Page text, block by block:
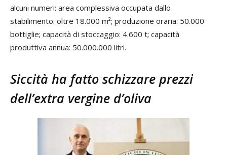
alcuni numeri: area complessiva occupata dallo
stabilimento: oltre 18.000 m²; produzione oraria: 50.000
bottiglie; capacità di stoccaggio: 4.600 t; capacità
produttiva annua: 50.000.000 litri.
Siccità ha fatto schizzare prezzi
dell’extra vergine d’oliva